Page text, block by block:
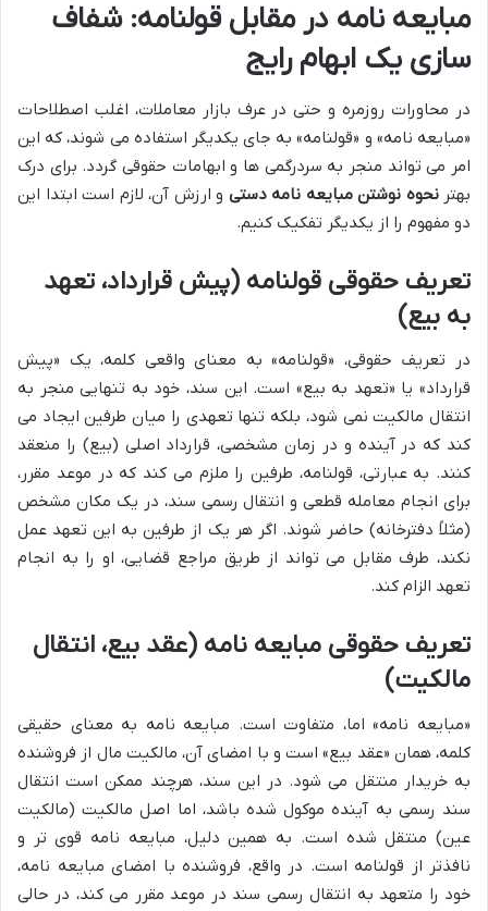
مبایعه نامه در مقابل قولنامه: شفاف
سازی یک ابهام رایج
در محاورات روزمره و حتی در عرف بازار معاملات، اغلب اصطلاحات
«مبایعه نامه» و «قولنامه» به جای یکدیگر استفاده می شوند، که این
امر می تواند منجر به سردرگمی ها و ابهامات حقوقی گردد. برای درک
بهترنحوه نوشتن مبایعه نامه دستی و ارزش آن، لازم است ابتدا این
دو مفهوم را از یکدیگر تفکیک کنیم.
تعریف حقوقی قولنامه (پیش قرارداد، تعهد
به بیع)
در تعریف حقوقی، «قولنامه» به معنای واقعی کلمه، یک «پیش
قرارداد» یا «تعهد به بیع» است. این سند، خود به تنهایی منجر به
انتقال مالکیت نمی شود، بلکه تنها تعهدی را میان طرفین ایجاد می
کند که در آینده و در زمان مشخصی، قرارداد اصلی (بیع) را منعقد
کنند. به عبارتی، قولنامه، طرفین را ملزم می کند که در موعد مقرر،
برای انجام معامله قطعی و انتقال رسمی سند، در یک مکان مشخص
(مثلاً دفترخانه) حاضر شوند. اگر هر یک از طرفین به این تعهد عمل
نکند، طرف مقابل می تواند از طریق مراجع قضایی، او را به انجام
تعهد الزام کند.
تعریف حقوقی مبایعه نامه (عقد بیع، انتقال
مالکیت)
«مبایعه نامه» اما، متفاوت است. مبایعه نامه به معنای حقیقی
کلمه، همان «عقد بیع» است و با امضای آن، مالکیت مال از فروشنده
به خریدار منتقل می شود. در این سند، هرچند ممکن است انتقال
سند رسمی به آینده موکول شده باشد، اما اصل مالکیت (مالکیت
عین) منتقل شده است. به همین دلیل، مبایعه نامه قوی تر و
نافذتر از قولنامه است. در واقع، فروشنده با امضای مبایعه نامه،
خود را متعهد به انتقال رسمی سند در موعد مقرر می کند، در حالی